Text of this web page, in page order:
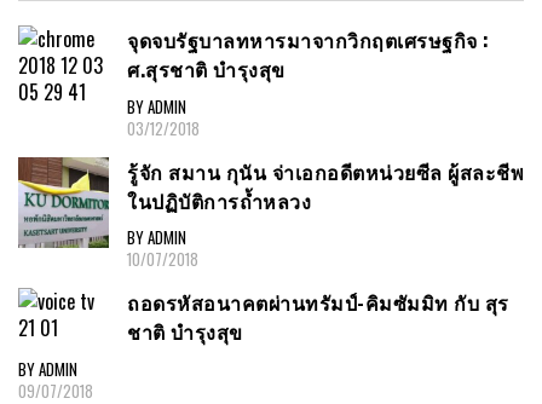
จุดจบรัฐบาลทหารมาจากวิกฤตเศรษฐกิจ :
ศ.สุรชาติ บำรุงสุข
BY ADMIN
03/12/2018
รู้จัก สมาน กุนัน จ่าเอกอดีตหน่วยซีล ผู้สละชีพ
ในปฏิบัติการถ้ำหลวง
BY ADMIN
10/07/2018
ถอดรหัสอนาคตผ่านทรัมป์-คิมซัมมิท กับ สุร
ชาติ บำรุงสุข
BY ADMIN
09/07/2018